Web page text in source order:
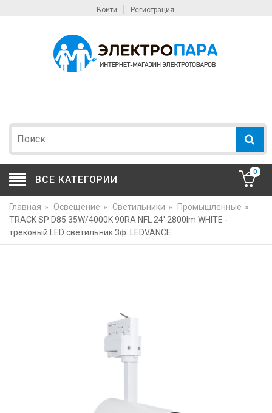
Войти Регистрация
ВСЕ КАТЕГОРИИ
0
Главная » Освещение » Светильники » Промышленные »
TRACK SP D85 35W/4000K 90RA NFL 24' 2800lm WHITE -
трековый LED светильник 3ф. LEDVANCE